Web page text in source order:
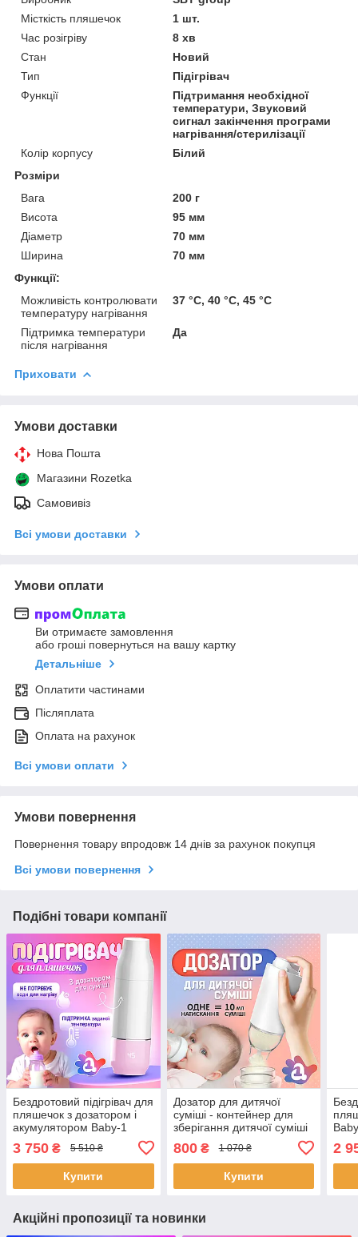
Місткість пляшечок
1 шт.
Час розігріву
8 хв
Стан
Новий
Тип
Підігрівач
Функції
Підтримання необхідної
температури, Звуковий
сигнал закінчення програми
нагрівання/стерилізації
Колір корпусу
Білий
Розміри
Вага
200 г
Висота
95 мм
Діаметр
70 мм
Ширина
70 мм
Функції:
Можливість контролювати
температуру нагрівання
37 °C, 40 °C, 45 °C
Підтримка температури
після нагрівання
Да
Приховати
Умови доставки
Нова Пошта
Магазини Rozetka
Самовивіз
Всі умови доставки
Умови оплати
Ви отримаєте замовлення
або гроші повернуться на вашу картку
Детальніше
Оплатити частинами
Післяплата
Оплата на рахунок
Всі умови оплати
Умови повернення
Повернення товару впродовж 14 днів за рахунок покупця
Всі умови повернення
Подібні товари компанії
Бездротовий підігрівач для
пляшечок з дозатором і
акумулятором Baby-1
3 750 ₴ 5 510 ₴
Купити
Дозатор для дитячої
суміші - контейнер для
зберігання дитячої суміші
800₴ 1 070 ₴
Купити
2
Акційні пропозиції та новинки